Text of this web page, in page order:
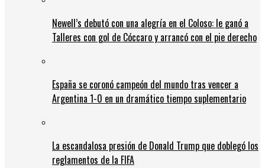
Newell’s debutó con una alegría en el Coloso: le ganó a
Talleres con gol de Cóccaro y arrancó con el pie derecho
España se coronó campeón del mundo tras vencer a
Argentina 1-0 en un dramático tiempo suplementario
La escandalosa presión de Donald Trump que doblegó los
reglamentos de la FIFA